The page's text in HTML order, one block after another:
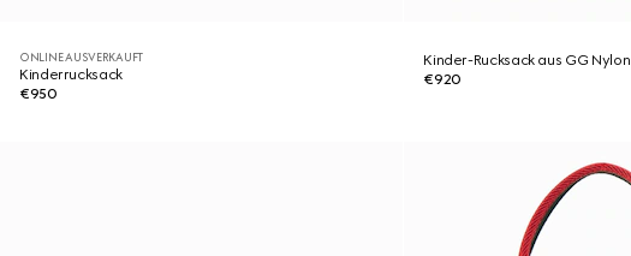
ONLINE AUSVERKAUFT
Kinderrucksack
€950
Kinder-Rucksack aus GG Nylon
€920